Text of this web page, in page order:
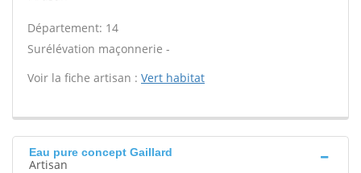
Département: 14
Surélévation maçonnerie -
Voir la fiche artisan : Vert habitat
Eau pure concept Gaillard
Artisan